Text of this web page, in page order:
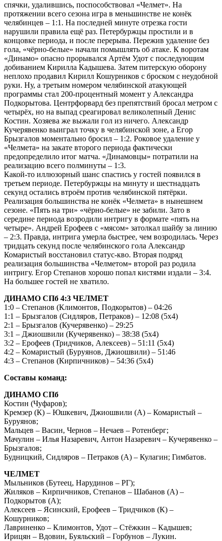
спячки, удалившись, поспособствовал «Челмет». На
протяжении всего сезона игра в меньшинстве не конёк
челябинцев – 1:1. На последней минуте отрезка гости
нарушили правила ещё раз. Петербуржцы простили и в
концовке периода, и после перерыва. Пережив удаление без
гола, «чёрно-белые» начали помышлять об атаке. К воротам
«Динамо» опасно прорывался Артём Удот с последующим
добиванием Кирилла Кадышева. Затем питерскую оборону
неплохо продавил Кирилл Кошурников с броском с неудобной
руки. Ну, а третьим номером челябинской атакующей
программы стал 200-процентный момент у Александра
Подкорытова. Центрфорвард без препятствий бросал метром с
четырёх, но на выпад среагировал великолепный Денис
Костин. Хозяева же выжали гол из ничего. Александр
Кучерявенко выиграл точку в челябинской зоне, а Егор
Брызгалов моментально бросил – 1:2. Роковое удаление у
«Челмета» на закате второго периода фактически
предопределило итог матча. «Динамовцы» потратили на
реализацию всего полминуты – 1:3.
Какой-то иллюзорный шанс спастись у гостей появился в
третьем периоде. Петербуржцы на минуту и шестнадцать
секунд остались втроём против челябинской пятёрки.
Реализация большинства не конёк «Челмета» в нынешнем
сезоне. «Пять на три» «чёрно-белые» не забили. Зато в
середине периода возродили интригу в формате «пять на
четыре». Андрей Ерофеев с «мясом» затолкал шайбу за линию
– 2:3. Правда, интрига умерла быстрее, чем возродилась. Через
тридцать секунд после челябинского гола Александр
Комаристый восстановил статус-кво. Вторая подряд
реализация большинства «Челметом» второй раз родила
интригу. Егор Степанов хорошо попал кистями издали – 3:4.
На большее гостей не хватило.
ДИНАМО СПб 4:3 ЧЕЛМЕТ
1:0 – Степанов (Климонтов, Подкорытов) – 04:26
1:1 – Брызгалов (Сидляров, Петраков) – 12:08 (5х4)
2:1 – Брызгалов (Кучерявенко) – 29:25
3:1 – Джиошвили (Кучерявенко) – 38:38 (5х4)
3:2 – Ерофеев (Тридчиков, Алексеев) – 51:11 (5х4)
4:2 – Комаристый (Буруянов, Джиошвили) – 51:46
4:3 – Степанов (Кирпичников) – 54:36 (5х4)
Составы команд:
ДИНАМО СПб
Костин (Чуфаров);
Кремзер (К) – Юшкевич, Джиошвили (А) – Комаристый –
Буруянов;
Мальцев – Васин, Чернов – Нечаев – Ротенберг;
Мачулин – Илья Назаревич, Антон Назаревич – Кучерявенко –
Брызгалов;
Будницкий, Сидляров – Петраков (А) – Кулагин; Гимбатов.
ЧЕЛМЕТ
Мыльников (Бутеец, Нарудинов – РГ);
Жиляков – Кирпичников, Степанов – Шабанов (А) –
Подкорытов (А);
Алексеев – Ясинский, Ерофеев – Тридчиков (К) –
Кошурников;
Лавриненко – Климонтов, Удот – Стёжкин – Кадышев;
Ирицян – Вдовин, Буяльский – Горбунов – Лукин.